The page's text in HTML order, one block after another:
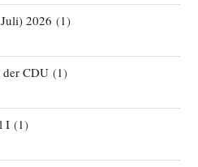
2026 (1)
der CDU(1)
I(1)